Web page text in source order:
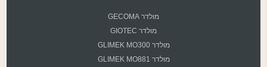
מולדר GECOMA
מולדר GIOTEC
מולדר GLIMEK MO300
מולדר GLIMEK MO881